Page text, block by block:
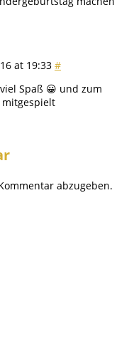
at 19:33 #
Spaß 😀 und zum
mitgespielt
abzugeben.